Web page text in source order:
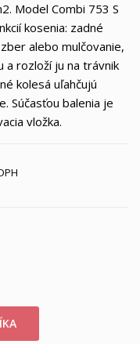
Model Combi 753 S
kosenia: zadné
alebo mulčovanie,
rozloží ju na trávnik
kolesá uľahčujú
Súčasťou balenia je
vložka.